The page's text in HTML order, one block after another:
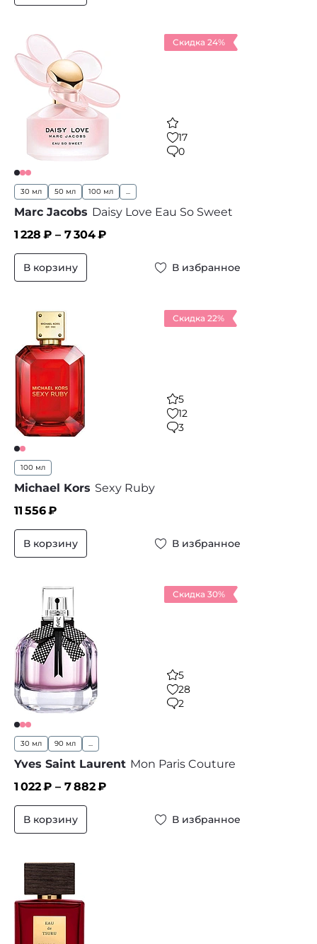
Скидка 24%
17
0
30 мл 50 мл 100 мл ...
Marc Jacobs Daisy Love Eau So Sweet
1 228 ₽ – 7 304₽
В корзину В избранное
Скидка 22%
5
12
3
100 мл
Michael Kors Sexy Ruby
11 556₽
В корзину В избранное
Скидка 30%
5
28
2
30 мл 90 мл ...
Yves Saint Laurent Mon Paris Couture
1 022₽ – 7 882₽
В корзину В избранное